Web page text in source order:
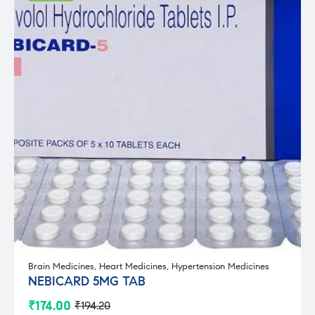
Brain Medicines, Heart Medicines, Hypertension Medicines
NEBICARD 5MG TAB
₹194.20
Original
₹174.00
Current